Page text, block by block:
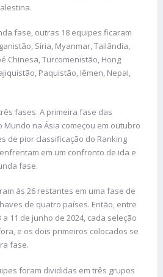
fase, outras 18 equipes ficaram
Síria, Myanmar, Tailândia,
Chinesa, Turcomenistão, Hong
Paquistão, Iêmen, Nepal,
fases. A primeira fase das
Mundo na Ásia começou em outubro
de pior classificação do Ranking
em um confronto de ida e
fase.
às 26 restantes em uma fase de
de quatro países. Então, entre
11 de junho de 2024, cada seleção
e os dois primeiros colocados se
fase.
foram divididas em três grupos